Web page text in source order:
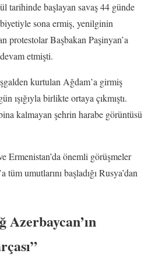
tarihinde başlayan savaş 44 günde
sona ermiş, yenilginin
protestolar Başbakan Paşinyan’a
etmişti.
kurtulan Ağdam’a girmiş
ışığıyla birlikte ortaya çıkmıştı.
kalmayan şehrin harabe görüntüsü
Ermenistan’da önemli görüşmeler
tüm umutlarını başladığı Rusya’dan
Azerbaycan’ın